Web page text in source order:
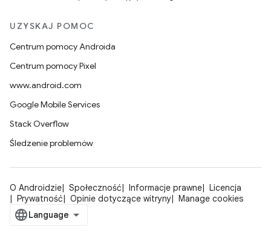
UZYSKAJ POMOC
Centrum pomocy Androida
Centrum pomocy Pixel
www.android.com
Google Mobile Services
Stack Overflow
Śledzenie problemów
O Androidzie Społeczność Informacje prawne
Licencja
Prywatność
Opinie dotyczące witryny Manage cookies